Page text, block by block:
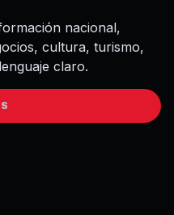
nacional,
cultura, turismo,
claro.